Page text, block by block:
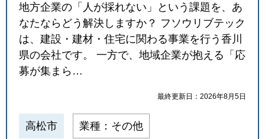
地方企業の「人が採れない」という課題を、あ
なたならどう解決しますか？ フソウリブテック
は、建設・建材・住宅に関わる事業を行う香川
県の会社です。 一方で、地域企業が抱える「応
募が集まら…
最終更新日：2026年8月5日
高松市 業種：その他